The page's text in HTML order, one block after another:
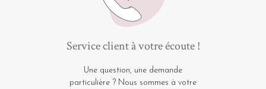
Service client à votre écoute !
Une question, une demande
particulière ? Nous sommes à votre